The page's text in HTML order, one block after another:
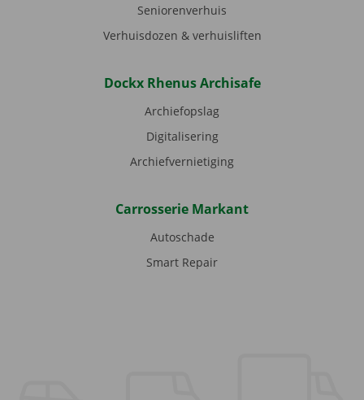
Seniorenverhuis
Verhuisdozen & verhuisliften
Dockx Rhenus Archisafe
Archiefopslag
Digitalisering
Archiefvernietiging
Carrosserie Markant
Autoschade
Smart Repair